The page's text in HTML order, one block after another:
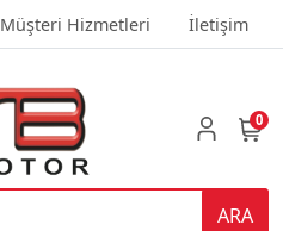
Müşteri Hizmetleri İletişim
ARA
0